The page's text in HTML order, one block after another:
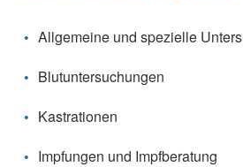
Allgemeine und spezielle
Blutuntersuchungen
Kastrationen
Impfungen und Impfberatung